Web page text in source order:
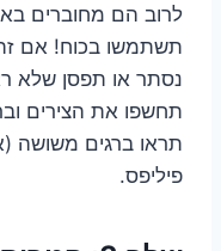
לרוב הם מחוברים
תשתמשו בכוח! אם זה
נסתר או תפסן שלא
תחשפו את הצירים
תראו ברגים משושה
פיליפס.